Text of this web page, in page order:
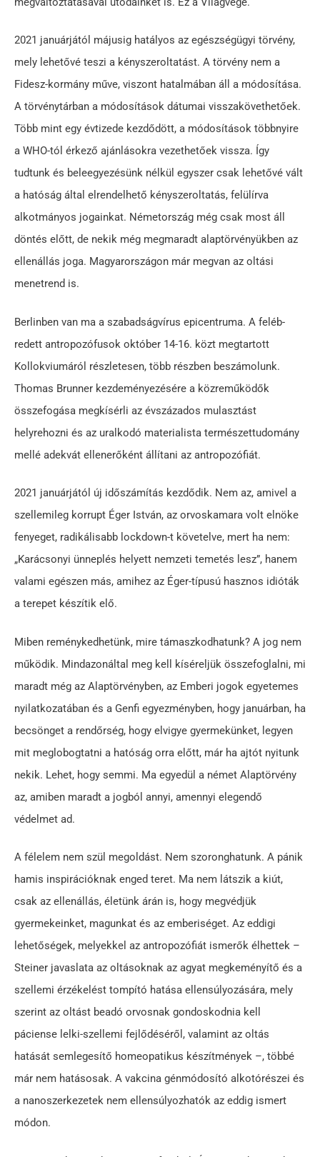
2021 januárjától májusig hatályos az egészségügyi törvény,
mely lehetővé teszi a kényszeroltatást. A törvény nem a
Fidesz-kormány műve, viszont hatalmában áll a módosítása.
A törvénytárban a módosítások dátumai visszakövethetőek.
Több mint egy évtizede kezdődött, a módosítások többnyire
a WHO-tól érkező ajánlásokra vezethetőek vissza. Így
tudtunk és beleegyezésünk nélkül egyszer csak lehetővé vált
a hatóság által elrendelhető kényszeroltatás, felülírva
alkotmányos jogainkat. Németország még csak most áll
döntés előtt, de nekik még megmaradt alaptörvényükben az
ellenállás joga. Magyarországon már megvan az oltási
menetrend is.
Berlinben van ma a szabadságvírus epicentruma. A fel­éb­
redett antropozófusok október 14-16. közt megtartott
Kollokviumáról részletesen, több részben beszámolunk.
Thomas Brunner kezdeményezésére a közreműködők
összefogása megkísérli az évszázados mulasztást
helyrehozni és az uralkodó materialista természettudomány
mellé adekvát ellenerőként állítani az antropozófiát.
2021 januárjától új időszámítás kezdődik. Nem az, amivel a
szellemileg korrupt Éger István, az orvoskamara volt elnöke
fenyeget, radikálisabb lockdown-t követelve, mert ha nem:
„Karácsonyi ünneplés helyett nemzeti temetés lesz”, hanem
valami egészen más, amihez az Éger-típusú hasznos idióták
a terepet készítik elő.
Miben reménykedhetünk, mire támaszkodhatunk? A jog nem
működik. Mindazonáltal meg kell kíséreljük összefoglalni, mi
maradt még az Alaptörvényben, az Emberi jogok egyetemes
nyilatkozatában és a Genfi egyezményben, hogy januárban, ha
becsönget a rendőrség, hogy elvigye gyermekünket, legyen
mit meglobogtatni a hatóság orra előtt, már ha ajtót nyitunk
nekik. Lehet, hogy semmi. Ma egyedül a német Alaptörvény
az, amiben maradt a jogból annyi, amennyi elegendő
védelmet ad.
A félelem nem szül megoldást. Nem szoronghatunk. A pánik
hamis inspirációknak enged teret. Ma nem látszik a kiút,
csak az ellenállás, életünk árán is, hogy megvédjük
gyermekeinket, magunkat és az emberiséget. Az eddigi
lehetőségek, melyekkel az antropozófiát ismerők élhettek –
Steiner javaslata az oltásoknak az agyat megkeményítő és a
szellemi érzékelést tompító hatása ellensúlyozására, mely
szerint az oltást beadó orvosnak gondoskodnia kell
páciense lelki-szellemi fejlődéséről, valamint az oltás
hatását semlegesítő homeopatikus készítmények –, többé
már nem hatásosak. A vakcina génmódosító alkotórészei és
a nanoszerkezetek nem ellensúlyozhatók az eddig ismert
módon.